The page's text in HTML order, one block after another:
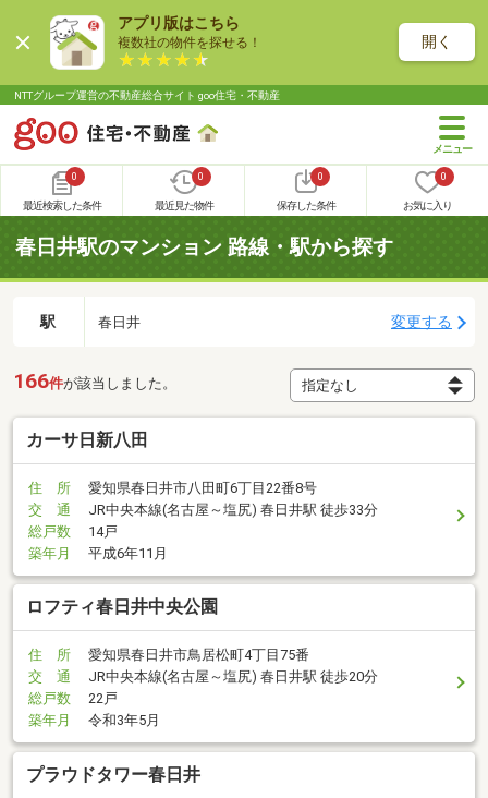
アプリ版はこちら
複数社の物件を探せる！ 開く
NTTグループ運営の不動産総合サイト goo住宅・不動産
0
最近検索した条件
0
最近見た物件
0
保存した条件
0
お気に入り
春日井駅のマンション 路線・駅から探す
駅 春日井 変更する
166件が該当しました。
カーサ日新八田
住 所
愛知県春日井市八田町6丁目22番8号
交 通
JR中央本線(名古屋～塩尻) 春日井駅 徒歩33分
総戸数
14戸
築年月
平成6年11月
ロフティ春日井中央公園
住 所
愛知県春日井市鳥居松町4丁目75番
交 通
JR中央本線(名古屋～塩尻) 春日井駅 徒歩20分
総戸数
22戸
築年月
令和3年5月
プラウドタワー春日井